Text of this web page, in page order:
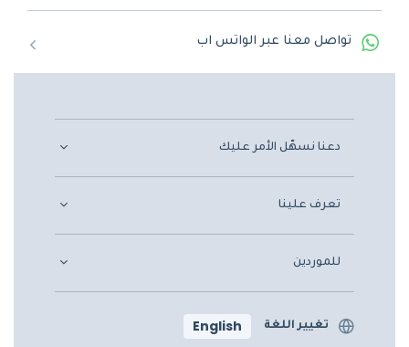
تواصل معنا عبر الواتس اب
دعنا نسهّل الأمر عليك
تعرف علينا
للموردين
تغيير اللغة English